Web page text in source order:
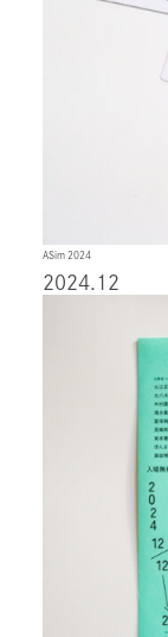
ASim 2024
2024.12